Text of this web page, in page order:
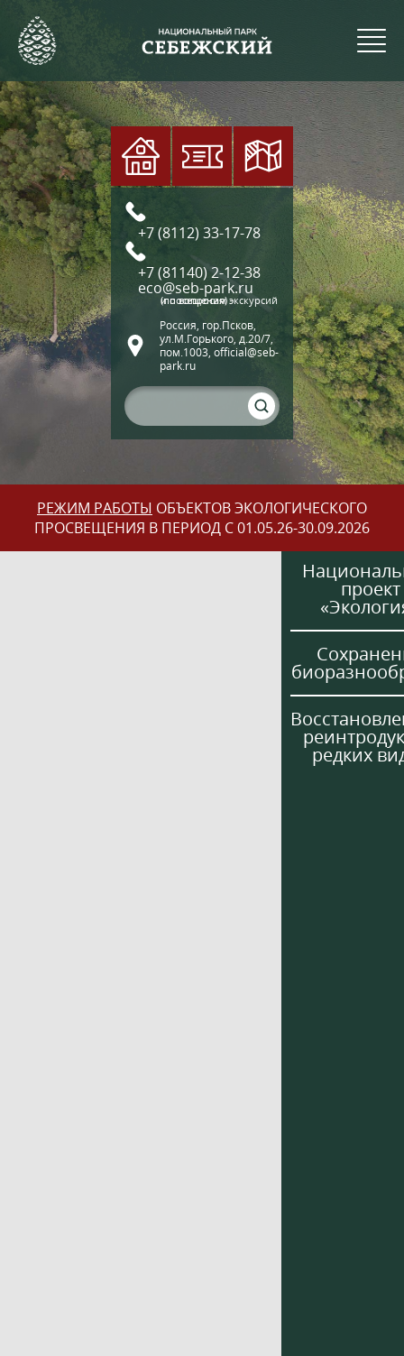
+7 (8112) 33-17-78
+7 (81140) 2-12-38
eco@seb-park.ru
(по вопросам экскурсий и посещения)
Россия, гор.Псков,
ул.М.Горького, д.20/7,
пом.1003, official@seb-
park.ru
РЕЖИМ РАБОТЫ ОБЪЕКТОВ ЭКОЛОГИЧЕСКОГО
ПРОСВЕЩЕНИЯ В ПЕРИОД С 01.05.26-30.09.2026
проект
редких